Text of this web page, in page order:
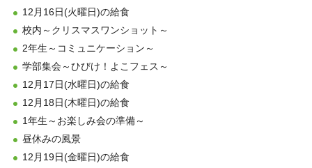
12月16日(火曜日)の給食
校内～クリスマスワンショット～
2年生～コミュニケーション～
学部集会～ひびけ！よこフェス～
12月17日(水曜日)の給食
12月18日(木曜日)の給食
1年生～お楽しみ会の準備～
昼休みの風景
12月19日(金曜日)の給食